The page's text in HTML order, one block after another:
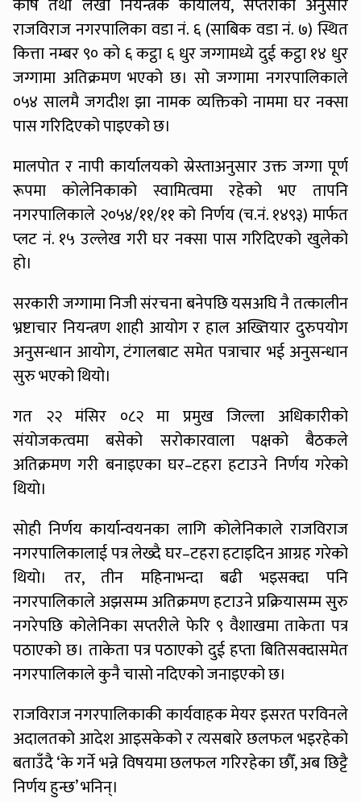
कोष तथा लेखा नियन्त्रक कार्यालय, सप्तरीका अनुसार
राजविराज नगरपालिका वडा नं. ६ (साबिक वडा नं. ७) स्थित
कित्ता नम्बर ९० को ६ कट्ठा ६ धुर जग्गामध्ये दुई कट्ठा १४ धुर
जग्गामा अतिक्रमण भएको छ। सो जग्गामा नगरपालिकाले
०५४ सालमै जगदीश झा नामक व्यक्तिको नाममा घर नक्सा
पास गरिदिएको पाइएको छ।
मालपोत र नापी कार्यालयको स्रेस्ताअनुसार उक्त जग्गा पूर्ण
रूपमा कोलेनिकाको स्वामित्वमा रहेको भए तापनि
नगरपालिकाले २०५४/११/११ को निर्णय (च.नं. १४९३) मार्फत
प्लट नं. १५ उल्लेख गरी घर नक्सा पास गरिदिएको खुलेको
हो।
सरकारी जग्गामा निजी संरचना बनेपछि यसअघि नै तत्कालीन
भ्रष्टाचार नियन्त्रण शाही आयोग र हाल अख्तियार दुरुपयोग
अनुसन्धान आयोग, टंगालबाट समेत पत्राचार भई अनुसन्धान
सुरु भएको थियो।
गत २२ मंसिर ०८२ मा प्रमुख जिल्ला अधिकारीको
संयोजकत्वमा बसेको सरोकारवाला पक्षको बैठकले
अतिक्रमण गरी बनाइएका घर–टहरा हटाउने निर्णय गरेको
थियो।
सोही निर्णय कार्यान्वयनका लागि कोलेनिकाले राजविराज
नगरपालिकालाई पत्र लेख्दै घर–टहरा हटाइदिन आग्रह गरेको
थियो। तर, तीन महिनाभन्दा बढी भइसक्दा पनि
नगरपालिकाले अझसम्म अतिक्रमण हटाउने प्रक्रियासम्म सुरु
नगरेपछि कोलेनिका सप्तरीले फेरि ९ वैशाखमा ताकेता पत्र
पठाएको छ। ताकेता पत्र पठाएको दुई हप्ता बितिसक्दासमेत
नगरपालिकाले कुनै चासो नदिएको जनाइएको छ।
राजविराज नगरपालिकाकी कार्यवाहक मेयर इसरत परविनले
अदालतको आदेश आइसकेको र त्यसबारे छलफल भइरहेको
बताउँदै ‘के गर्ने भन्ने विषयमा छलफल गरिरहेका छौँ, अब छिट्टै
निर्णय हुन्छ’ भनिन्।